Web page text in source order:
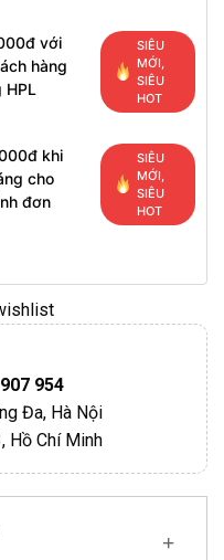
với
hàng
HPL
SIÊU
MỚI,
SIÊU
HOT
khi
cho
đơn
SIÊU
MỚI,
SIÊU
HOT
954
Đa, Hà Nội
Hồ Chí Minh